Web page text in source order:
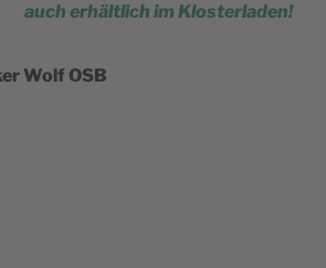
auch erhält­lich im Klosterladen!
Wolf OSB